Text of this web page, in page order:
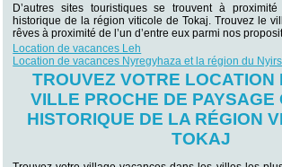
D’autres sites touristiques se trouvent à
historique de la région viticole de Tokaj. Trouvez le
rêves à proximité de l’un d’entre eux parmi nos
Location de vacances Leh
Location de vacances Nyregyhaza et la région du
TROUVEZ VOTRE LOCATION
VILLE PROCHE DE PAYSAGE
HISTORIQUE DE LA RÉGION
TOKAJ